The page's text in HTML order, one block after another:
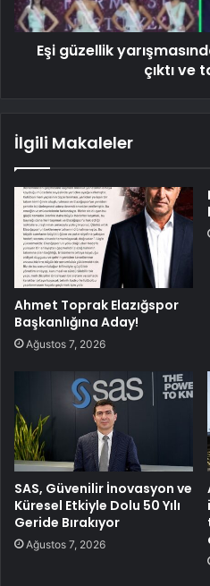
Eşi güzellik
çıktı ve
İlgili Makaleler
Ahmet Toprak Elazığspor
Başkanlığına Aday!
Ağustos 7, 2026
SAS, Güvenilir İnovasyon ve
Küresel Etkiyle Dolu 50 Yılı
Geride Bırakıyor
Ağustos 7, 2026